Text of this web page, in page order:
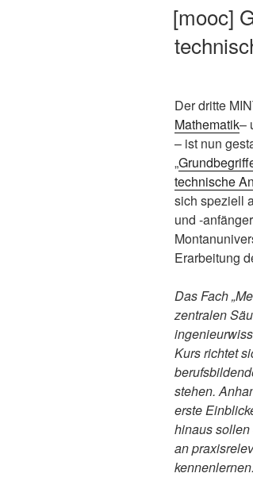
[mooc]
Der dritte
Mathematik–
– ist nun
„
technische
sich speziell
und -
Erarbeitung
Das Fach
zentralen
Kurs richtet
stehen.
erste
hinaus
an
kennenlernen.